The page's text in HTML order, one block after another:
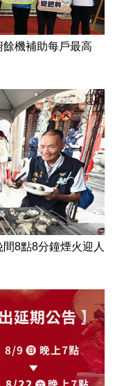
機補助每戶最高
8點8分鐘煙火迎人